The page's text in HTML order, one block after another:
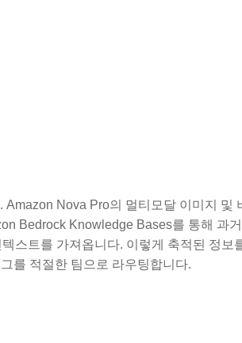
Nova Pro의 멀티모달 이미지 및
Bedrock Knowledge Bases를 통해 과
스트를 가져옵니다. 이렇게 축적된 정보
를 적절한 팀으로 라우팅합니다.